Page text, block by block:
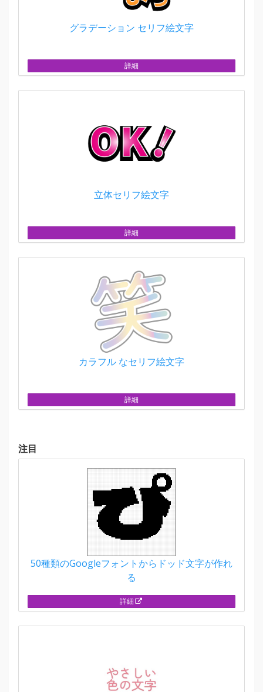
グラデーション セリフ絵文字
詳細
立体セリフ絵文字
詳細
カラフル なセリフ絵文字
詳細
注目
50種類のGoogleフォントからドッド文字が作れ
る
詳細